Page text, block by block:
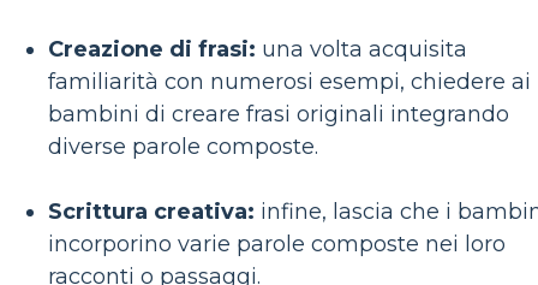
Creazione di frasi: una volta acquisita
familiarità con numerosi esempi, chiedere ai
bambini di creare frasi originali integrando
diverse parole composte.
Scrittura creativa: infine, lascia che i
incorporino varie parole composte nei loro
racconti o passaggi.